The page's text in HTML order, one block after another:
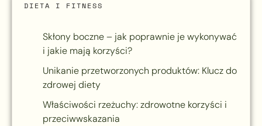
DIETA I FITNESS
Skłony boczne – jak poprawnie je wykonywać
i jakie mają korzyści?
Unikanie przetworzonych produktów: Klucz do
zdrowej diety
Właściwości rzeżuchy: zdrowotne korzyści i
przeciwwskazania